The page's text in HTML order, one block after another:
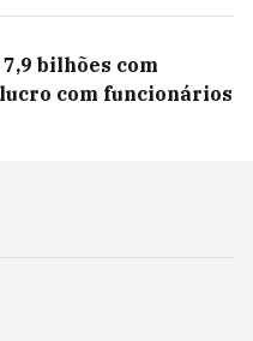
bilhões com
com funcionários